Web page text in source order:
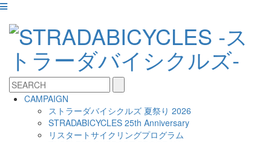
CAMPAIGN
ストラーダバイシクルズ 夏祭り 2026
STRADABICYCLES 25th Anniversary
リスタートサイクリングプログラム